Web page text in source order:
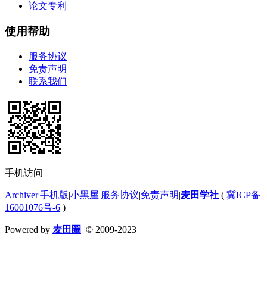
论文专利
使用帮助
服务协议
免责声明
联系我们
手机访问
Archiver|手机版|小黑屋|服务协议|免责声明|麦田学社 ( 冀ICP备
16001076号-6 )
Powered by 麦田圈 © 2009-2023